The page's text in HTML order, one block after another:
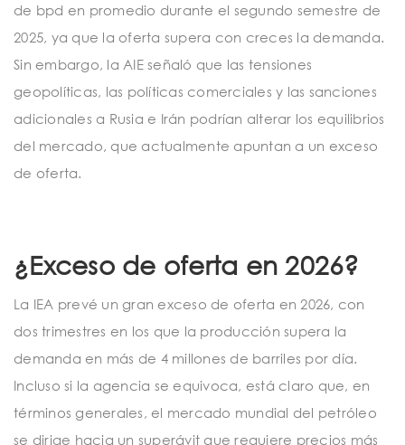
de bpd en promedio durante el segundo semestre de
2025, ya que la oferta supera con creces la demanda.
Sin embargo, la AIE señaló que las tensiones
geopolíticas, las políticas comerciales y las sanciones
adicionales a Rusia e Irán podrían alterar los equilibrios
del mercado, que actualmente apuntan a un exceso
de oferta.
¿Exceso de oferta en 2026?
La IEA prevé un gran exceso de oferta en 2026, con
dos trimestres en los que la producción supera la
demanda en más de 4 millones de barriles por día.
Incluso si la agencia se equivoca, está claro que, en
términos generales, el mercado mundial del petróleo
se dirige hacia un superávit que requiere precios más